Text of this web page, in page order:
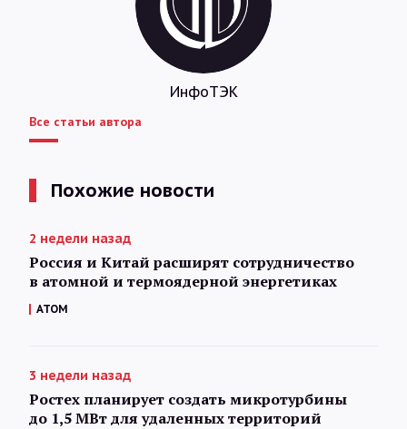
ИнфоТЭК
Все статьи автора
Похожие новости
2 недели назад
Россия и Китай расширят сотрудничество
в атомной и термоядерной энергетиках
АТОМ
3 недели назад
Ростех планирует создать микротурбины
до 1,5 МВт для удаленных территорий